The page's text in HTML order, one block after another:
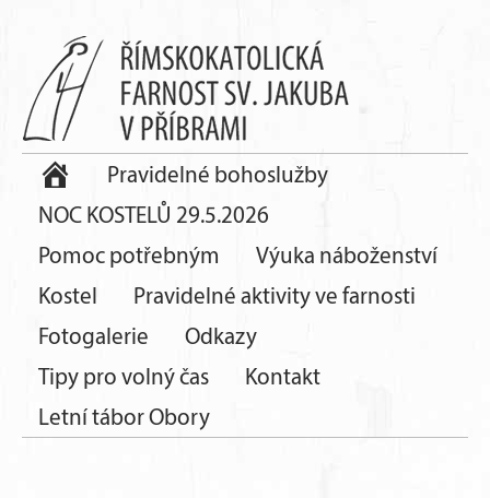
Pravidelné bohoslužby
NOC KOSTELŮ 29.5.2026
Pomoc potřebným
Výuka náboženství
Kostel
Pravidelné aktivity ve farnosti
Fotogalerie
Odkazy
Tipy pro volný čas
Kontakt
Letní tábor Obory